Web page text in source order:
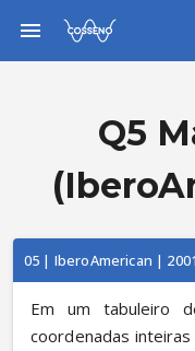
Q5
05 | IberoAmerican |
Em um tabuleiro
coordenadas inteiras